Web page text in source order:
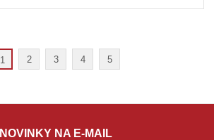
1 2 3 4 5
NOVINKY NA E-MAIL